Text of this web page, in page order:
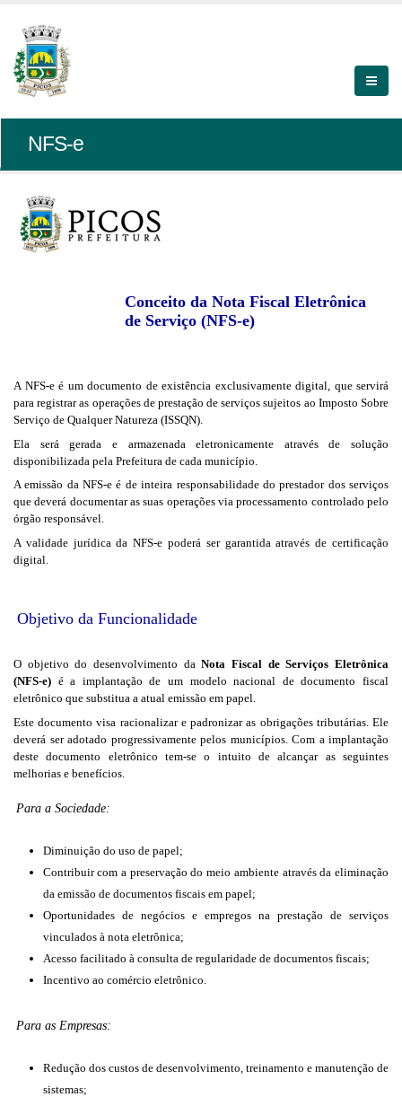
NFS-e
Conceito da Nota Fiscal Eletrônica
de Serviço (NFS-e)
A NFS-e é um documento de existência exclusivamente digital, que servirá
para registrar as operações de prestação de serviços sujeitos ao Imposto Sobre
Serviço de Qualquer Natureza (ISSQN).
Ela será gerada e armazenada eletronicamente através de solução
disponibilizada pela Prefeitura de cada município.
A emissão da NFS-e é de inteira responsabilidade do prestador dos serviços
que deverá documentar as suas operações via processamento controlado pelo
órgão responsável.
A validade jurídica da NFS-e poderá ser garantida através de certificação
digital.
Objetivo da Funcionalidade
O objetivo do desenvolvimento daNota Fiscal de Serviços Eletrônica
(NFS-e) é a implantação de um modelo nacional de documento fiscal
eletrônico que substitua a atual emissão em papel.
Este documento visa racionalizar e padronizar as obrigações tributárias. Ele
deverá ser adotado progressivamente pelos municípios. Com a implantação
deste documento eletrônico tem-se o intuito de alcançar as seguintes
melhorias e benefícios.
Para a Sociedade:
Diminuição do uso de papel;
Contribuir com a preservação do meio ambiente através da eliminação
da emissão de documentos fiscais em papel;
Oportunidades de negócios e empregos na prestação de serviços
vinculados à nota eletrônica;
Acesso facilitado à consulta de regularidade de documentos fiscais;
Incentivo ao comércio eletrônico.
Para as Empresas:
Redução dos custos de desenvolvimento, treinamento e manutenção de
sistemas;